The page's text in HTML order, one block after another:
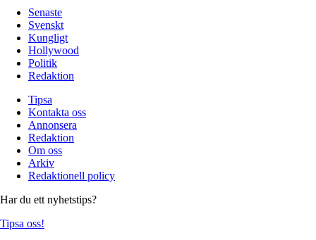
Senaste
Svenskt
Kungligt
Hollywood
Politik
Redaktion
Tipsa
Kontakta oss
Annonsera
Redaktion
Om oss
Arkiv
Redaktionell policy
Har du ett nyhetstips?
Tipsa oss!